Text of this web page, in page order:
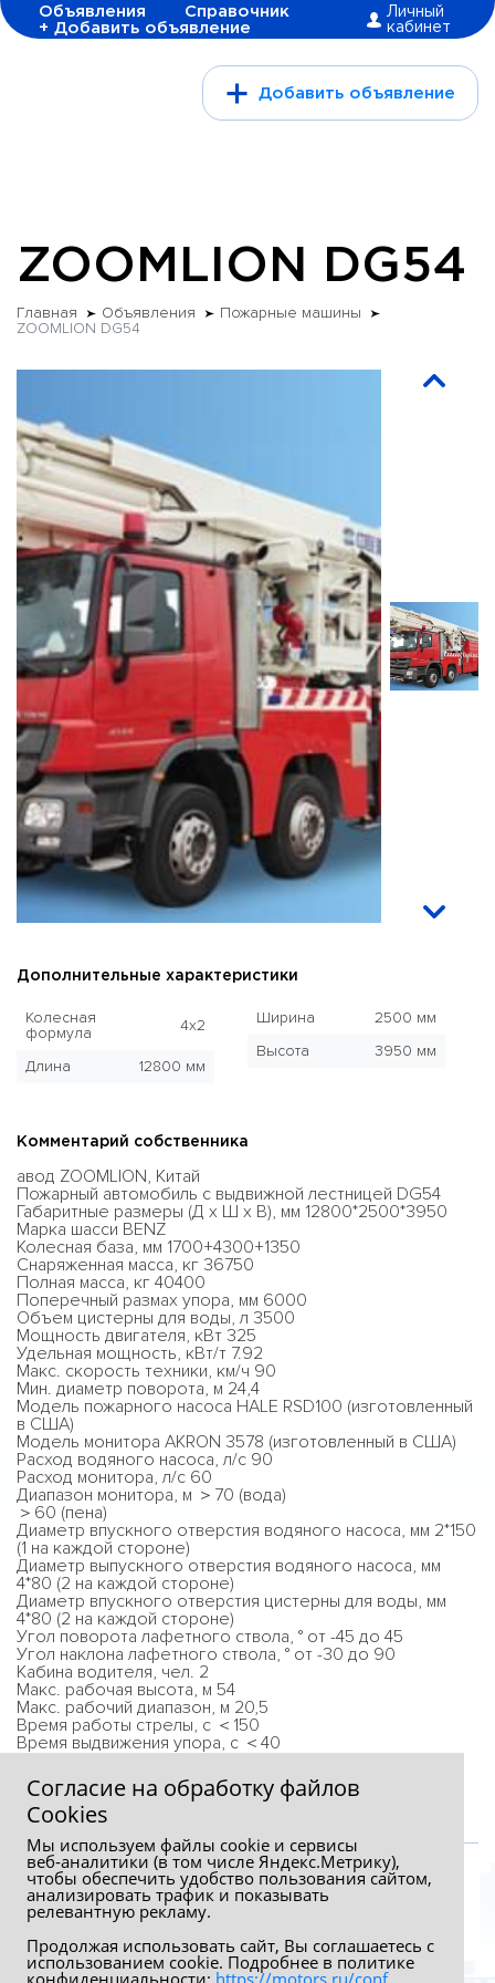
Объявления
Справочник
+ Добавить объявление
Личный
кабинет
Добавить объявление
ZOOMLION DG54
Главная Объявления
Пожарные машины
ZOOMLION DG54
Дополнительные характеристики
Колесная
формула
4x2
Длина 12800 мм
Ширина
2500 мм
Высота
3950 мм
Комментарий собственника
авод ZOOMLION, Китай
Пожарный автомобиль с выдвижной лестницей DG54
Габаритные размеры (Д х Ш х В), мм 12800*2500*3950
Марка шасси BENZ
Колесная база, мм 1700+4300+1350
Снаряженная масса, кг 36750
Полная масса, кг 40400
Поперечный размах упора, мм 6000
Объем цистерны для воды, л 3500
Мощность двигателя, кВт 325
Удельная мощность, кВт/т 7.92
Макс. скорость техники, км/ч 90
Мин. диаметр поворота, м 24,4
Модель пожарного насоса HALE RSD100 (изготовленный
в США)
Модель монитора AKRON 3578 (изготовленный в США)
Расход водяного насоса, л/с 90
Расход монитора, л/с 60
Диапазон монитора, м ＞70 (вода)
＞60 (пена)
Диаметр впускного отверстия водяного насоса, мм 2*150
(1 на каждой стороне)
Диаметр выпускного отверстия водяного насоса, мм
4*80 (2 на каждой стороне)
Диаметр впускного отверстия цистерны для воды, мм
4*80 (2 на каждой стороне)
Угол поворота лафетного ствола, ° от -45 до 45
Угол наклона лафетного ствола, ° от -30 до 90
Кабина водителя, чел. 2
Макс. рабочая высота, м 54
Макс. рабочий диапазон, м 20,5
Время работы стрелы, с ＜150
Время выдвижения упора, с ＜40
Согласие на обработку файлов
Сookies
Мы используем файлы cookie и сервисы
веб‑аналитики (в том числе Яндекс.Метрику),
чтобы обеспечить удобство пользования сайтом,
анализировать трафик и показывать
релевантную рекламу.
Продолжая использовать сайт, Вы соглашаетесь с
использованием cookie. Подробнее в политике
конфиденциальности: https://motors.ru/conf.